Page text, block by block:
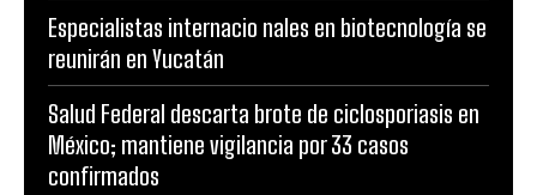
Especialistas internacio nales en biotecnología se
reunirán en Yucatán
Salud Federal descarta brote de ciclosporiasis en
México; mantiene vigilancia por 33 casos
confirmados